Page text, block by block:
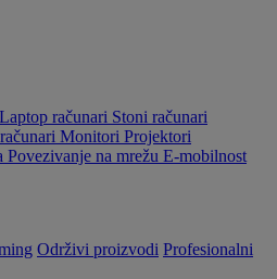
Laptop računari Stoni računari
Monitori Projektori
Povezivanje na mrežu E-mobilnost
Održivi proizvodi Profesionalni